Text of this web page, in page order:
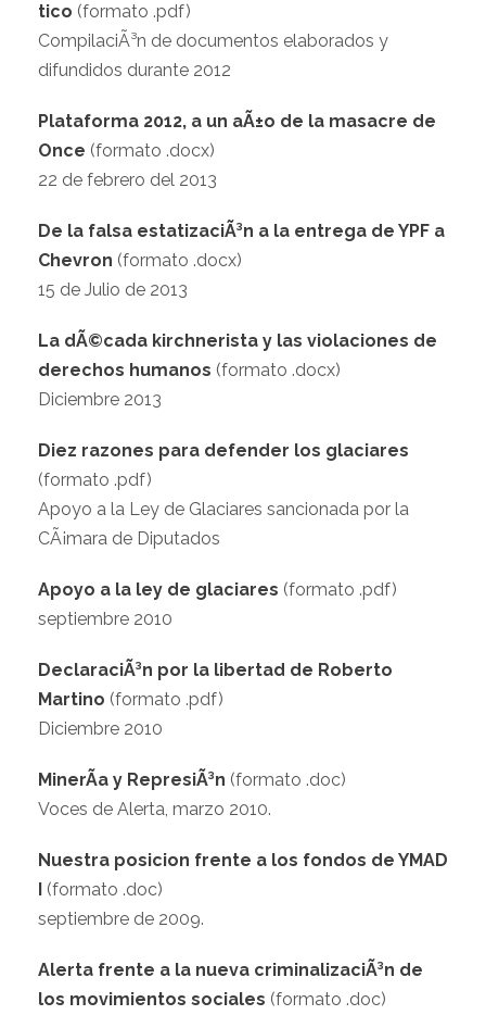
tico (formato .pdf)
CompilaciÃ³n de documentos elaborados y
difundidos durante 2012
Plataforma 2012, a un aÃ±o de la masacre de
Once (formato .docx)
22 de febrero del 2013
De la falsa estatizaciÃ³n a la entrega de YPF a
Chevron (formato .docx)
15 de Julio de 2013
La dÃ©cada kirchnerista y las violaciones de
derechos humanos (formato .docx)
Diciembre 2013
Diez razones para defender los glaciares
(formato .pdf)
Apoyo a la Ley de Glaciares sancionada por la
CÃ¡mara de Diputados
Apoyo a la ley de glaciares (formato .pdf)
septiembre 2010
DeclaraciÃ³n por la libertad de Roberto
Martino (formato .pdf)
Diciembre 2010
MinerÃ­a y RepresiÃ³n (formato .doc)
Voces de Alerta, marzo 2010.
Nuestra posicion frente a los fondos de YMAD
I (formato .doc)
septiembre de 2009.
Alerta frente a la nueva criminalizaciÃ³n de
los movimientos sociales (formato .doc)